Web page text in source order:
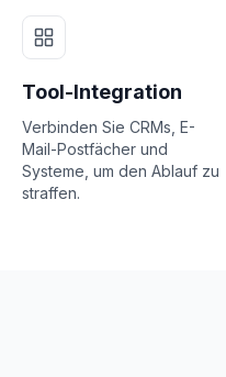
Tool-Integration
Verbinden Sie CRMs, E-
Mail-Postfächer und
Systeme, um den Ablauf zu
straffen.